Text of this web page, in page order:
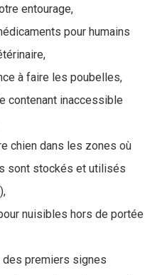
entourage,
pour humains
à faire les poubelles,
contenant inaccessible
chien dans les zones où
sont stockés et utilisés
nuisibles hors de portée
premiers signes